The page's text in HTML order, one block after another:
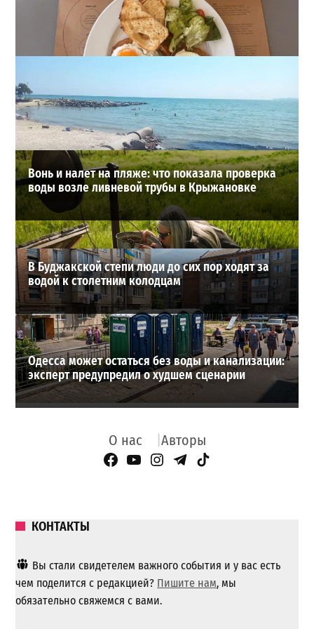
отдых в пабе на «Ланжероне»
2026-08-01
ВИБОР РЕДАКЦИИ
Вонь и налет на пляже: что показала проверка
воды возле ливневой трубы в Крыжановке
В Буджакской степи люди до сих пор ходят за
водой к столетним колодцам
Одесса может остаться без воды и канализации:
эксперт предупредил о худшем сценарии
О нас Авторы
Facebook Page
YouTube
Instagram
Telegram
TikTok
КОНТАКТЫ
Вы стали свидетелем важного события и у вас есть
чем поделится с редакцией? Пишите нам, мы
обязательно свяжемся с вами.